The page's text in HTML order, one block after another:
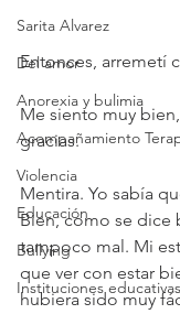
Sarita Alvarez
Del amor
Anorexia y bulimia
Acompañamiento
Violencia
Educación
Bullying
Instituciones educativas
Entonces, arremetí
Me siento muy
gracias.
Mentira. Yo sabía
Bien, como se dice
tampoco mal. Mi
que ver con estar
hubiera sido muy